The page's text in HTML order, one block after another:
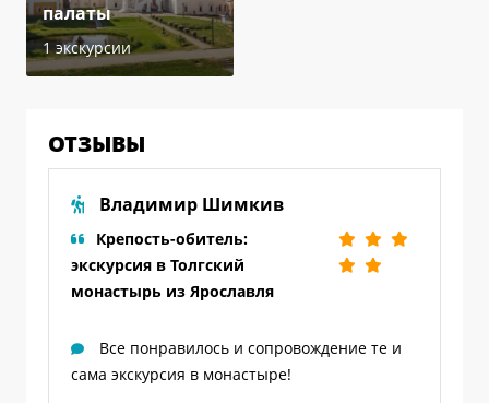
палаты
1 экскурсии
ОТЗЫВЫ
Владимир Шимкив
Крепость-обитель:
экскурсия в Толгский
монастырь из Ярославля
Все понравилось и сопровождение те и
сама экскурсия в монастыре!